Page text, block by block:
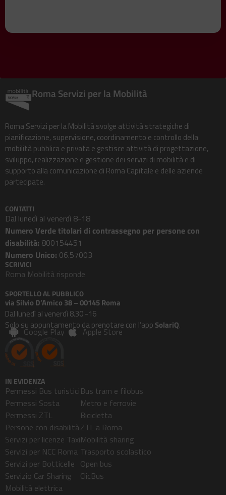
Roma Servizi per la Mobilità
Roma Servizi per la Mobilità svolge attività strategiche di
pianificazione, supervisione, coordinamento e controllo della
mobilità pubblica e privata e gestisce attività di progettazione,
sviluppo, realizzazione e gestione dei servizi di mobilità e di
supporto alla comunicazione di Roma Capitale e delle aziende
partecipate.
CONTATTI
Dal lunedì al venerdì 8-18
Numero Verde titolari di contrassegno per persone con
disabilità: 800154451
Numero Unico: 06.57003
SCRIVICI
Roma Mobilità risponde
SPORTELLO AL PUBBLICO
via Silvio D’Amico 38 – 00145 Roma
Dal lunedì al venerdì 8.30 -16
Solo su appuntamento da prenotare con l’app SolariQ.
Google Play Apple Store
IN EVIDENZA
Permessi Bus turistici
Permessi Sosta
Permessi ZTL
Persone con disabilità
Servizi per licenze Taxi
Servizi per NCC Roma
Servizi per Botticelle
Servizio Car Sharing
Mobilità elettrica
Bus tram e filobus
Metro e ferrovie
Bicicletta
ZTL a Roma
Mobilità sharing
Trasporto scolastico
Open bus
ClicBus